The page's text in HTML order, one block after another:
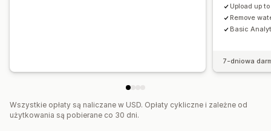
Upload up
Remove
Basic
7-dniowa
Wszystkie opłaty są naliczane w USD. Opłaty cykliczne i zależne od
użytkowania są pobierane co 30 dni.